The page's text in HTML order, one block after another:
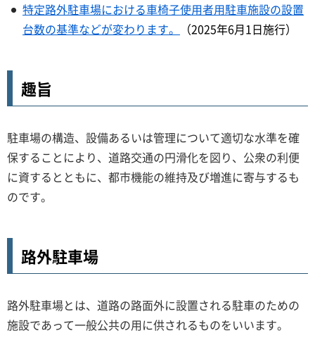
特定路外駐車場における車椅子使用者用駐車施設の設置
台数の基準などが変わります。
（2025年6月1日施行）
趣旨
駐車場の構造、設備あるいは管理について適切な水準を確
保することにより、道路交通の円滑化を図り、公衆の利便
に資するとともに、都市機能の維持及び増進に寄与するも
のです。
路外駐車場
路外駐車場とは、道路の路面外に設置される駐車のための
施設であって一般公共の用に供されるものをいいます。